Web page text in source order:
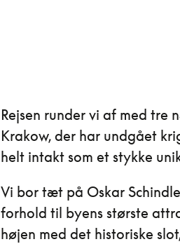
Rejsen runder vi af med
Krakow, der har undgået
helt intakt som et stykke
Vi bor tæt på Oskar
forhold til byens største
højen med det historiske